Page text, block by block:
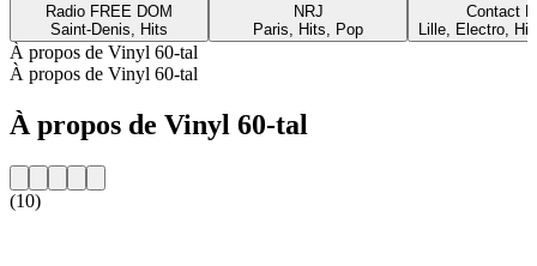
Radio FREE DOM
Saint-Denis, Hits
NRJ
Paris, Hits, Pop
Contact
Lille, Electro,
À propos de Vinyl 60-tal
À propos de Vinyl 60-tal
À propos de Vinyl 60-tal
(10)